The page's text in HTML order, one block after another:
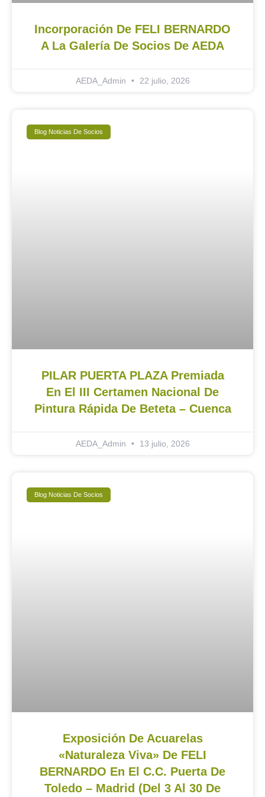
Incorporación De FELI BERNARDO
A La Galería De Socios De AEDA
AEDA_Admin 22 julio, 2026
Blog Noticias De Socios
PILAR PUERTA PLAZA Premiada
En El III Certamen Nacional De
Pintura Rápida De Beteta – Cuenca
AEDA_Admin 13 julio, 2026
Blog Noticias De Socios
Exposición De Acuarelas
«Naturaleza Viva» De FELI
BERNARDO En El C.C. Puerta De
Toledo – Madrid (del 3 Al 30 De